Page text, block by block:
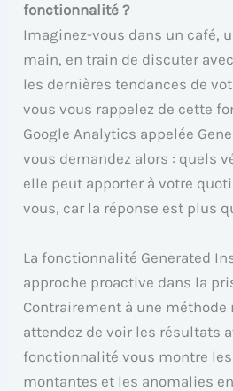
fonctionnalité ?
Imaginez-vous dans un café,
main, en train de discuter
les dernières tendances de
vous vous rappelez de cette
Google Analytics appelée
vous demandez alors : quels
elle peut apporter à votre
vous, car la réponse est plus
La fonctionnalité Generated
approche proactive dans la
Contrairement à une méthode
attendez de voir les résultats
fonctionnalité vous montre
montantes et les anomalies